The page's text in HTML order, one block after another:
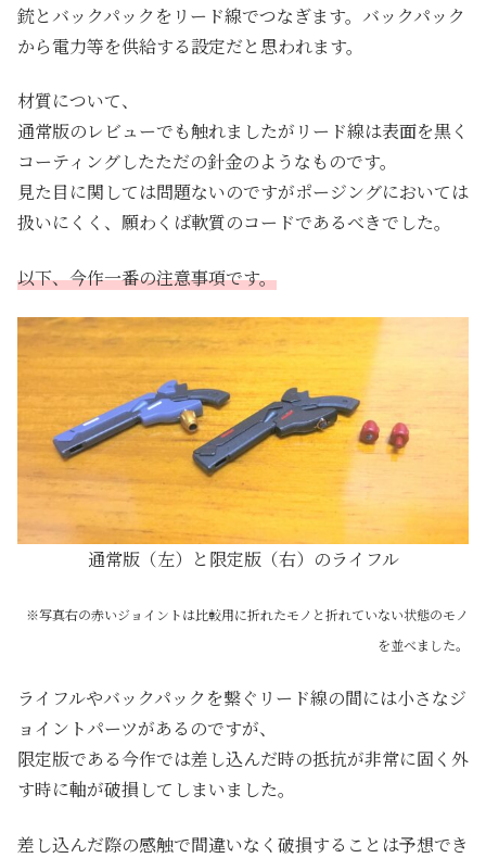
銃とバックパックをリード線でつなぎます。バックパック
から電力等を供給する設定だと思われます。
材質について、
通常版のレビューでも触れましたがリード線は表面を黒く
コーティングしたただの針金のようなものです。
見た目に関しては問題ないのですがポージングにおいては
扱いにくく、願わくば軟質のコードであるべきでした。
以下、今作一番の注意事項です。
通常版（左）と限定版（右）のライフル
※写真右の赤いジョイントは比較用に折れたモノと折れていない状態のモノ
を並べました。
ライフルやバックパックを繋ぐリード線の間には小さなジ
ョイントパーツがあるのですが、
限定版である今作では差し込んだ時の抵抗が非常に固く外
す時に軸が破損してしまいました。
差し込んだ際の感触で間違いなく破損することは予想でき